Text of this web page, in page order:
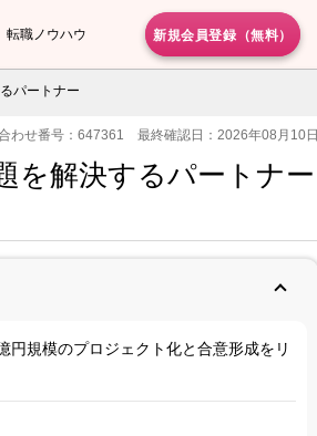
転職ノウハウ 新規会員登録（無料）
パートナー
わせ番号：647361 最終確認日：2026年08月10日
を解決するパートナー
規模のプロジェクト化と合意形成をリ